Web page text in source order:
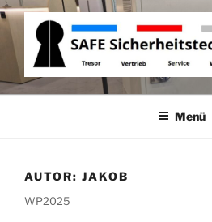
Zum
Inhalt
springen
ROBUR SAFE
Tresor Vertrieb, Tresor Service,
Menü
AUTOR: JAKOB
WP2025